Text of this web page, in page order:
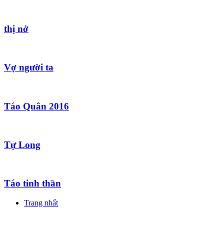
thị nở
Vợ người ta
Táo Quân 2016
Tự Long
Táo tinh thần
Trang nhất